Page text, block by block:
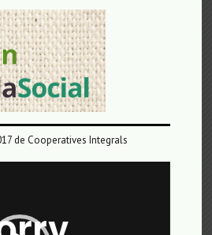
de Cooperatives Integrals